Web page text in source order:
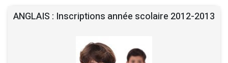
ANGLAIS : Inscriptions année scolaire 2012-2013